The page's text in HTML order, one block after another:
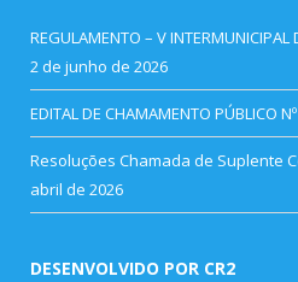
REGULAMENTO – V
2 de junho de 2026
EDITAL DE CHAMAMENTO PÚBLICO
Resoluções Chamada de Suplente
abril de 2026
DESENVOLVIDO POR CR2